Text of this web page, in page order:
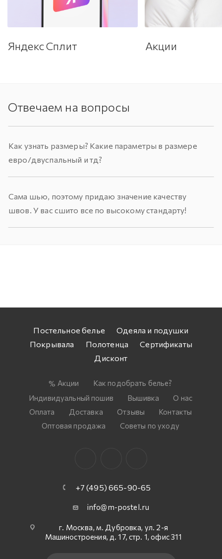
Яндекс Сплит Акции
Отвечаем на вопросы
Как узнать размеры? Какие параметры в размере
евро/двуспальный и тд?
Сама шью, поэтому придаю значение качеству
швов. У вас сшито все по высокому стандарту!
Постельное белье
Одеяла и подушки
Покрывала
Полотенца
Сертификаты
Дисконт
Акции
Как подобрать белье?
Индивидуальный пошив
Вышивка
О нас
Оплата
Доставка Отзывы
Контакты
Оптовая продажа
Советы по уходу
+7 (495) 665-90-65
info@m-postel.ru
г. Москва, м. Дубровка, ул. 2-я
Машиностроения, д. 17, стр. 1, офис 311